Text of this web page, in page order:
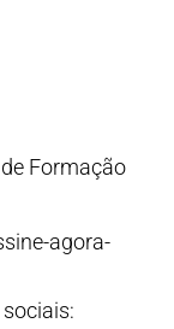
Formação
agora-